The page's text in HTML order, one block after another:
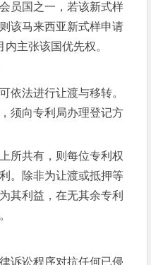
国之一，若该新式样
该马来西亚新式样申请
主张该国优先权。
法进行让渡与移转。
须向专利局办理登记方
共有，则每位专利权
。除非为让渡或抵押等
其利益，在无其余专利
讼程序对抗任何已侵